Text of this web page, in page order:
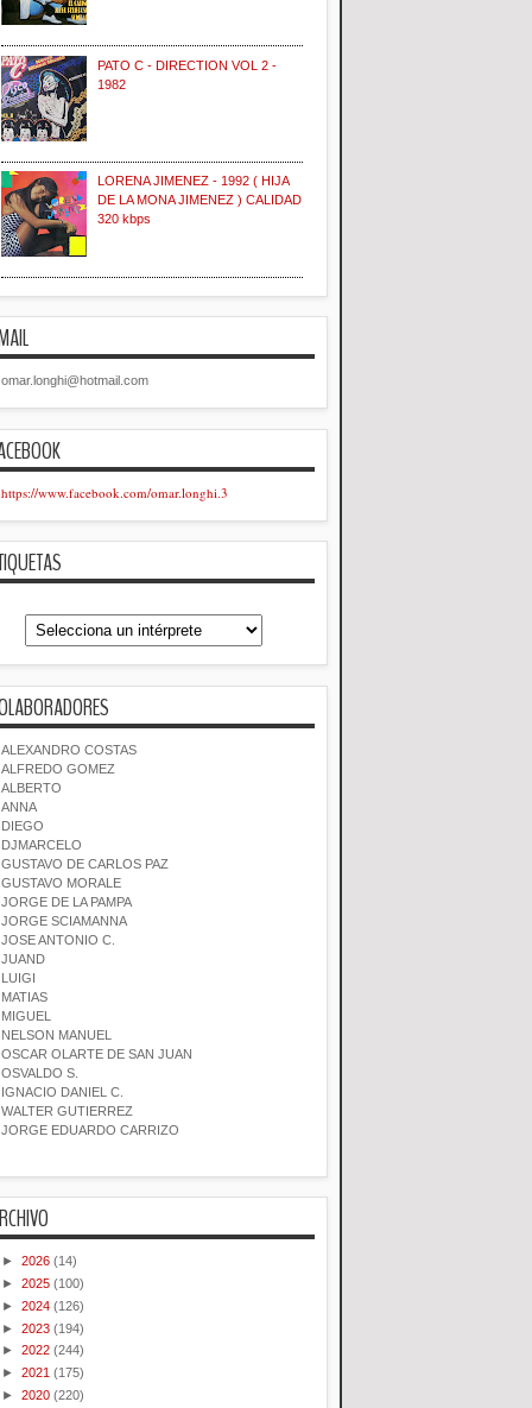
PATO C - DIRECTION VOL 2 -
1982
LORENA JIMENEZ - 1992 ( HIJA
DE LA MONA JIMENEZ ) CALIDAD
320 kbps
omar.longhi@hotmail.com
https://www.facebook.com/omar.longhi.3
ALEXANDRO COSTAS
ALFREDO GOMEZ
ALBERTO
ANNA
DIEGO
DJMARCELO
GUSTAVO DE CARLOS PAZ
GUSTAVO MORALE
JORGE DE LA PAMPA
JORGE SCIAMANNA
JOSE ANTONIO C.
JUAND
LUIGI
MATIAS
MIGUEL
NELSON MANUEL
OSCAR OLARTE DE SAN JUAN
OSVALDO S.
IGNACIO DANIEL C.
WALTER GUTIERREZ
JORGE EDUARDO CARRIZO
► 2026 (14)
► 2025 (100)
► 2024 (126)
► 2023 (194)
► 2022 (244)
► 2021 (175)
► 2020 (220)